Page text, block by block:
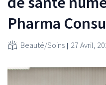
Pharma
Beauté/Soins 27 Avril,